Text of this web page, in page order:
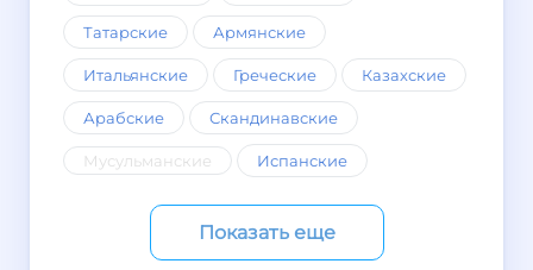
Татарские Армянские
Итальянские Греческие Казахские
Арабские Скандинавские
Мусульманские Испанские
Показать еще